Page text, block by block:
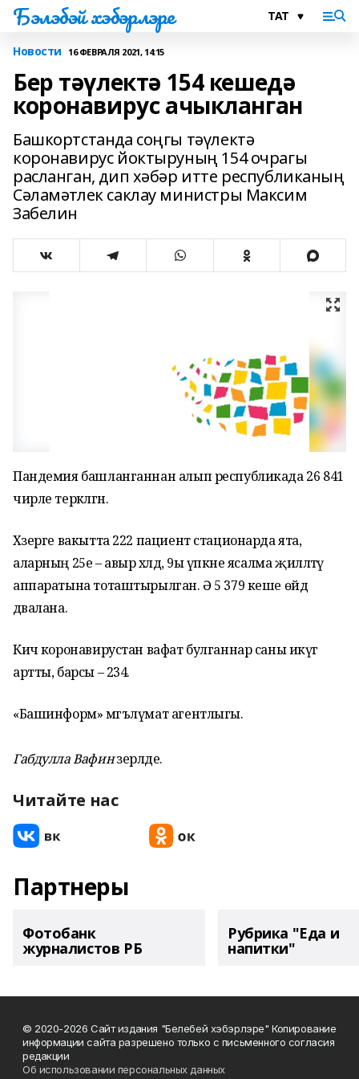
Бэлэбэй хэбэрлэре
Новости 16 ФЕВРАЛЯ 2021, 14:15
Бер тәүлектә 154 кешедә
коронавирус ачыкланган
Башкортстанда соңгы тәүлектә
коронавирус йоктыруның 154 очрагы
расланган, дип хәбәр итте республиканың
Сәламәтлек саклау министры Максим
Забелин
Пандемия башланганнан алып республикада 26 841
чирле теркәлгән.
Хәзерге вакытта 222 пациент стационарда ята,
аларның 25е – авыр хәлдә, 9ы үпкәне ясалма җилләтү
аппаратына тоташтырылган. Ә 5 379 кеше өйдә
дәвалана.
Кичә коронавирустан вафат булганнар саны икәүгә
артты, барсы – 234.
«Башинформ» мәгълүмат агентлыгы.
Габдулла Вафинәзерләде.
Читайте нас
Партнеры
Фотобанк
журналистов РБ
Рубрика "Еда и
напитки"
© 2020-2026 Сайт издания "Белебей хэбэрлэре" Копирование
информации сайта разрешено только с письменного согласия
редакции
Об использовании персональных данных